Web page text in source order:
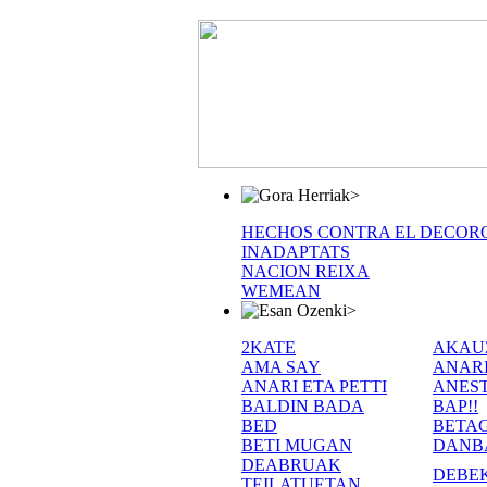
>
HECHOS CONTRA EL
INADAPTATS
NACION REIXA
WEMEAN
>
2KATE
AMA SAY
ANARI ETA PETTI
BALDIN BADA
BAP!!
BED
BETI MUGAN
DEABRUAK